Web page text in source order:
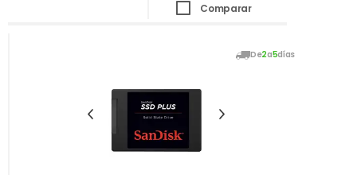
Comparar
De2a5días